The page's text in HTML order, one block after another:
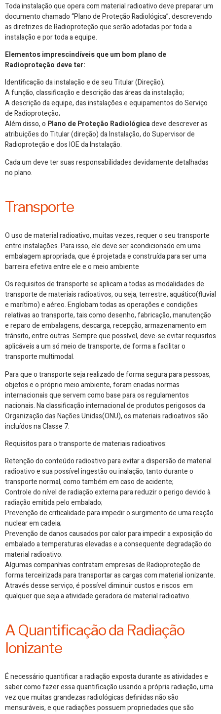
Toda instalação que opera com material radioativo deve preparar um
documento chamado “Plano de Proteção Radiológica”, descrevendo
as diretrizes de Radioproteção que serão adotadas por toda a
instalação e por toda a equipe.
Elementos imprescindíveis que um bom plano de
Radioproteção deve ter:
Identificação da instalação e de seu Titular (Direção);
A função, classificação e descrição das áreas da instalação;
A descrição da equipe, das instalações e equipamentos do Serviço
de Radioproteção;
Além disso, o Plano de Proteção Radiológicadeve descrever as
atribuições do Titular (direção) da Instalação, do Supervisor de
Radioproteção e dos IOE da Instalação.
Cada um deve ter suas responsabilidades devidamente detalhadas
no plano.
Transporte
O uso de material radioativo, muitas vezes, requer o seutransporte
entre instalações. Para isso, ele deve ser acondicionado em uma
embalagem apropriada, que é projetada e construída para ser uma
barreira efetiva entre ele e o meio ambiente
Os requisitos de transporte se aplicam a todas as modalidades de
transporte de materiais radioativos, ou seja, terrestre, aquático(fluvial
e marítimo) e aéreo. Englobam todas as operações e condições
relativas ao transporte, tais como desenho, fabricação, manutenção
e reparo de embalagens, descarga, recepção, armazenamento em
trânsito, entre outras.Sempre que possível, deve-se evitar requisitos
aplicáveis a um só meio de transporte, de forma a facilitar o
transporte multimodal.
Para que o transporte seja realizado de forma segura para pessoas,
objetos e o próprio meio ambiente, foram criadas normas
internacionais que servem como base para os regulamentos
nacionais. Na classificação internacional de produtos perigosos da
Organização das Nações Unidas(ONU), os materiais radioativos são
incluídos na Classe 7.
Requisitos para o transporte de materiais radioativos:
Retenção do conteúdo radioativo para evitar a dispersão de material
radioativo e sua possível ingestão ou inalação, tanto durante o
transporte normal, como também em caso de acidente;
Controle do nível de radiação externa para reduzir o perigo devido à
radiação emitida pelo embalado;
Prevenção de criticalidade para impedir o surgimento de uma reação
nuclear em cadeia;
Prevenção de danos causados por calor para impedir a exposição do
embalado a temperaturas elevadas e a consequente degradação do
material radioativo.
Algumas companhias contratam empresas de Radioproteção de
forma terceirizada para transportar as cargas com material ionizante.
Através desse serviço, é possível diminuir custos e riscos em
qualquer que seja a atividade geradora de material radioativo.
A Quantificação da Radiação
Ionizante
É necessário quantificar a radiação exposta durante as atividades e
saber como fazer essa quantificação usando a própria radiação, uma
vez que muitas grandezas radiológicas definidas não são
mensuráveis, e que radiações possuem propriedades que são